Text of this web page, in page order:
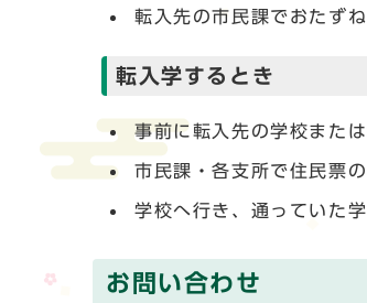
転入先の市民課でおたず
転入学するとき
事前に転入先の学校また
市民課・各支所で住民票
学校へ行き、通っていた
お問い合わせ